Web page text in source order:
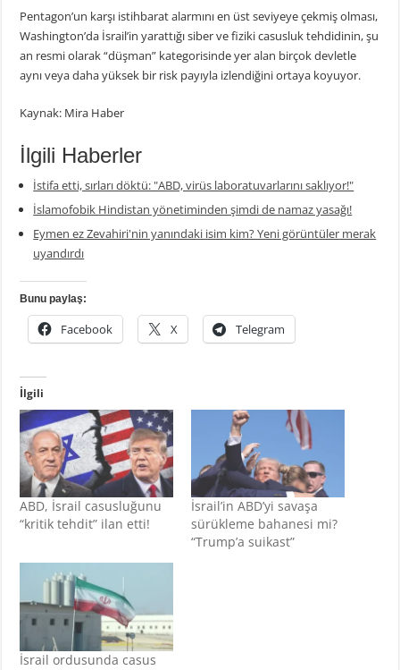
Pentagon’un karşı istihbarat alarmını en üst seviyeye çekmiş olması,
Washington’da İsrail’in yarattığı siber ve fiziki casusluk tehdidinin, şu
an resmi olarak “düşman” kategorisinde yer alan birçok devletle
aynı veya daha yüksek bir risk payıyla izlendiğini ortaya koyuyor.
Kaynak: Mira Haber
İlgili Haberler
İstifa etti, sırları döktü: "ABD, virüs laboratuvarlarını saklıyor!"
İslamofobik Hindistan yönetiminden şimdi de namaz yasağı!
Eymen ez Zevahiri'nin yanındaki isim kim? Yeni görüntüler merak
uyandırdı
Bunu paylaş:
Facebook X Telegram
İlgili
ABD, İsrail casusluğunu
“kritik tehdit” ilan etti!
İsrail’in ABD’yi savaşa
sürükleme bahanesi mi?
“Trump’a suikast”
İsrail ordusunda casus